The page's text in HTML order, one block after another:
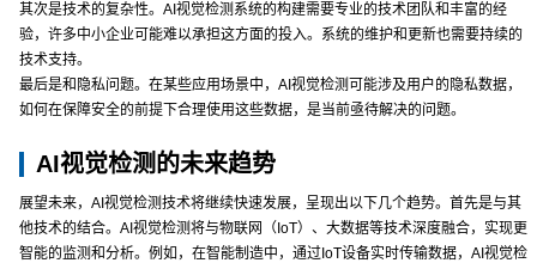
其次是技术的复杂性。AI视觉检测系统的构建需要专业的技术团队和丰富的经
验，许多中小企业可能难以承担这方面的投入。系统的维护和更新也需要持续的
技术支持。
最后是和隐私问题。在某些应用场景中，AI视觉检测可能涉及用户的隐私数据，
如何在保障安全的前提下合理使用这些数据，是当前亟待解决的问题。
AI视觉检测的未来趋势
展望未来，AI视觉检测技术将继续快速发展，呈现出以下几个趋势。首先是与其
他技术的结合。AI视觉检测将与物联网（IoT）、大数据等技术深度融合，实现更
智能的监测和分析。例如，在智能制造中，通过IoT设备实时传输数据，AI视觉检